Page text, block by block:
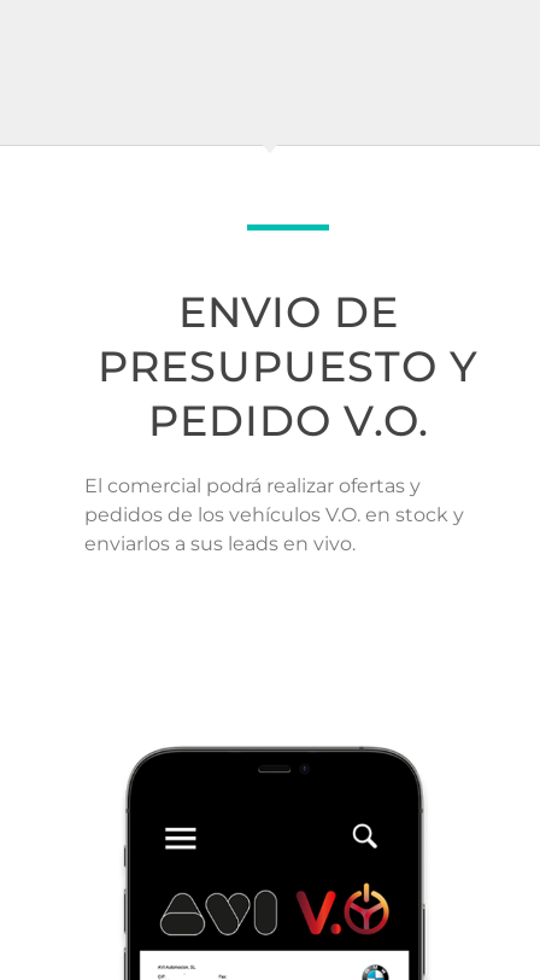
ENVIO DE
PRESUPUESTO Y
PEDIDO V.O.
El comercial podrá realizar ofertas y
pedidos de los vehículos V.O. en stock y
enviarlos a sus leads en vivo.